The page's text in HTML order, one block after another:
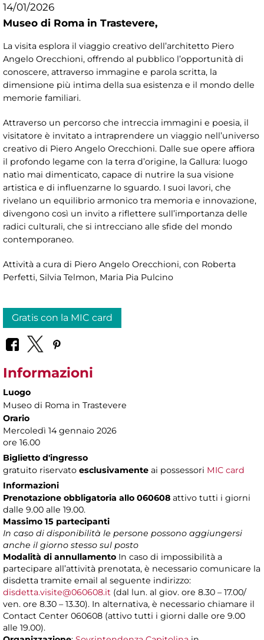
14/01/2026
Museo di Roma in Trastevere,
La visita esplora il viaggio creativo dell’architetto Piero
Angelo Orecchioni, offrendo al pubblico l’opportunità di
conoscere, attraverso immagine e parola scritta, la
dimensione più intima della sua esistenza e il mondo delle
memorie familiari.
Attraverso un percorso che intreccia immagini e poesia, il
visitatore è invitato a intraprendere un viaggio nell’universo
creativo di Piero Angelo Orecchioni. Dalle sue opere affiora
il profondo legame con la terra d’origine, la Gallura: luogo
natìo mai dimenticato, capace di nutrire la sua visione
artistica e di influenzarne lo sguardo. I suoi lavori, che
rivelano un equilibrio armonico tra memoria e innovazione,
divengono così un invito a riflettere sull’importanza delle
radici culturali, che si intrecciano alle sfide del mondo
contemporaneo.
Attività a cura di Piero Angelo Orecchioni, con Roberta
Perfetti, Silvia Telmon, Maria Pia Pulcino
Gratis con la MIC card
Informazioni
Luogo
Museo di Roma in Trastevere
Orario
Mercoledì 14 gennaio 2026
ore 16.00
Biglietto d'ingresso
gratuito riservato esclusivamente ai possessori MIC card
Informazioni
Prenotazione obbligatoria allo 060608 attivo tutti i giorni
dalle 9.00 alle 19.00.
Massimo 15 partecipanti
In caso di disponibilità le persone possono aggiungersi
anche il giorno stesso sul posto
Modalità di annullamento In caso di impossibilità a
partecipare all’attività prenotata, è necessario comunicare la
disdetta tramite email al seguente indirizzo:
disdetta.visite@060608.it (dal lun. al giov. ore 8.30 – 17.00/
ven. ore 8.30 – 13.30). In alternativa, è necessario chiamare il
Contact Center 060608 (attivo tutti i giorni dalle ore 9.00
alle 19.00).